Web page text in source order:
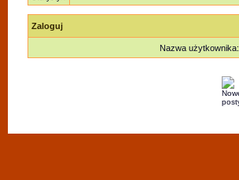
Zaloguj
Nazwa użytkownika: